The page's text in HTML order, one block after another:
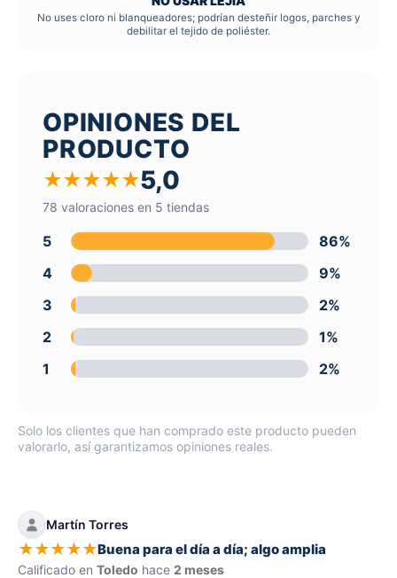
No uses cloro ni blanqueadores; podrían desteñir logos, parches y
debilitar el tejido de poliéster.
OPINIONES DEL
PRODUCTO
★★★★★5,0
78 valoraciones en 5 tiendas
5
86%
4
9%
3
2%
2
1%
1
2%
Solo los clientes que han comprado este producto pueden
valorarlo, así garantizamos opiniones reales.
Martín Torres
★★★★★Buena para el día a día; algo amplia
Calificado en Toledo hace 2 meses